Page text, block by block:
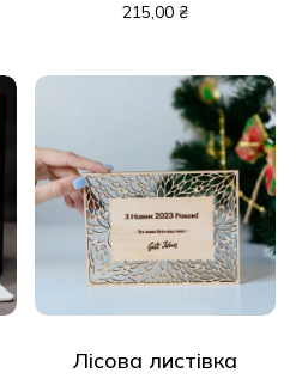
215,00 ₴
Лісова листівка